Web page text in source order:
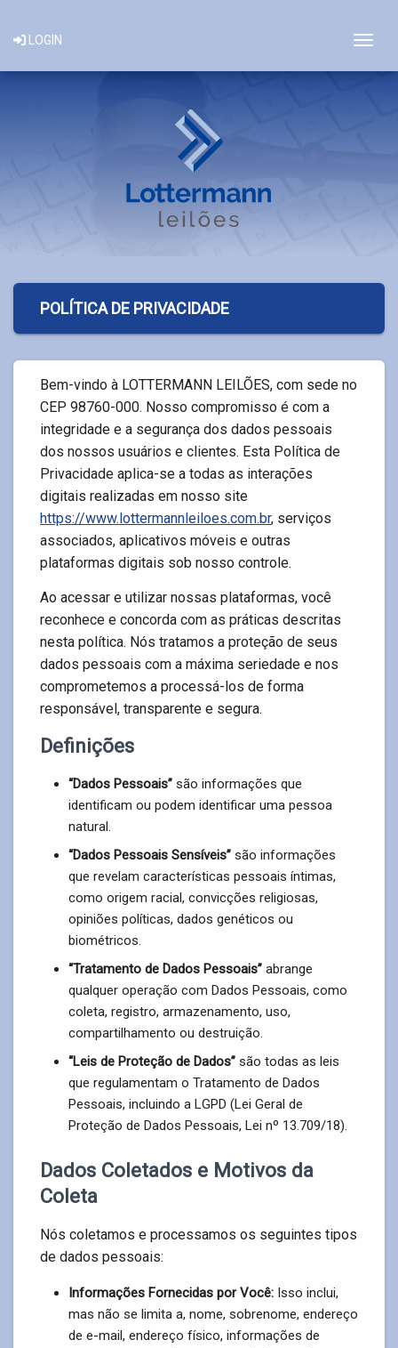
LOGIN
POLÍTICA DE PRIVACIDADE
Bem-vindo à LOTTERMANN LEILÕES, com sede no
CEP 98760-000. Nosso compromisso é com a
integridade e a segurança dos dados pessoais
dos nossos usuários e clientes. Esta Política de
Privacidade aplica-se a todas as interações
digitais realizadas em nosso site
https://www.lottermannleiloes.com.br, serviços
associados, aplicativos móveis e outras
plataformas digitais sob nosso controle.
Ao acessar e utilizar nossas plataformas, você
reconhece e concorda com as práticas descritas
nesta política. Nós tratamos a proteção de seus
dados pessoais com a máxima seriedade e nos
comprometemos a processá-los de forma
responsável, transparente e segura.
Definições
“Dados Pessoais” são informações que
identificam ou podem identificar uma pessoa
natural.
“Dados Pessoais Sensíveis” são informações
que revelam características pessoais íntimas,
como origem racial, convicções religiosas,
opiniões políticas, dados genéticos ou
biométricos.
“Tratamento de Dados Pessoais” abrange
qualquer operação com Dados Pessoais, como
coleta, registro, armazenamento, uso,
compartilhamento ou destruição.
“Leis de Proteção de Dados” são todas as leis
que regulamentam o Tratamento de Dados
Pessoais, incluindo a LGPD (Lei Geral de
Proteção de Dados Pessoais, Lei nº 13.709/18).
Dados Coletados e Motivos da
Coleta
Nós coletamos e processamos os seguintes tipos
de dados pessoais:
Informações Fornecidas por Você: Isso inclui,
mas não se limita a, nome, sobrenome, endereço
de e-mail, endereço físico, informações de